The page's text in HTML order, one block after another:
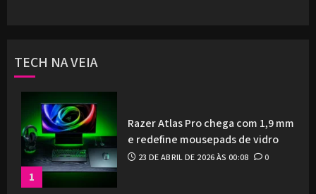
TECH NA VEIA
1
Razer Atlas Pro chega com 1,9 mm
e redefine mousepads de vidro
23 DE ABRIL DE 2026 ÀS 00:08 0